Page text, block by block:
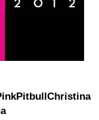
PitbullChristina